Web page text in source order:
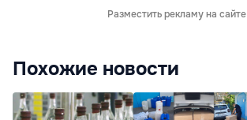
Разместить рекламу на сайте
Похожие новости